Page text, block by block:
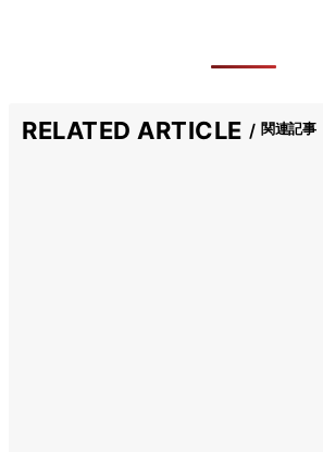
RELATED ARTICLE 関連記事